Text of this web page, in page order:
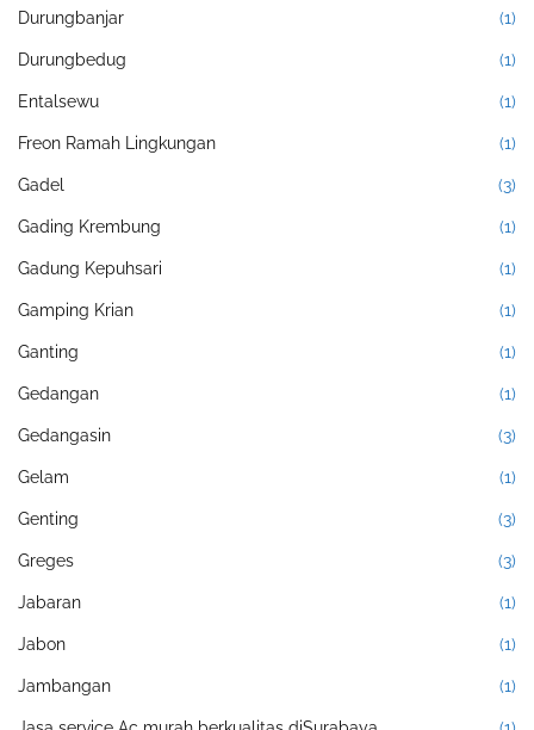
Durungbanjar (1)
Durungbedug (1)
Entalsewu (1)
Freon Ramah Lingkungan (1)
Gadel (3)
Gading Krembung (1)
Gadung Kepuhsari (1)
Gamping Krian (1)
Ganting (1)
Gedangan (1)
Gedangasin (3)
Gelam (1)
Genting (3)
Greges (3)
Jabaran (1)
Jabon (1)
Jambangan (1)